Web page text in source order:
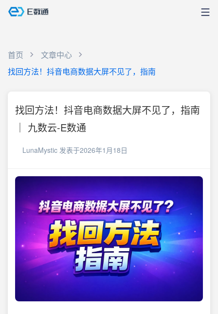
首页
文章中心
找回方法！抖音电商数据大屏不见了，指南
找回方法！抖音电商数据大屏不见了，指南
｜ 九数云-E数通
LunaMystic 发表于2026年1月18日